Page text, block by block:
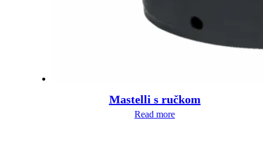
Mastelli s ručkom
Read more